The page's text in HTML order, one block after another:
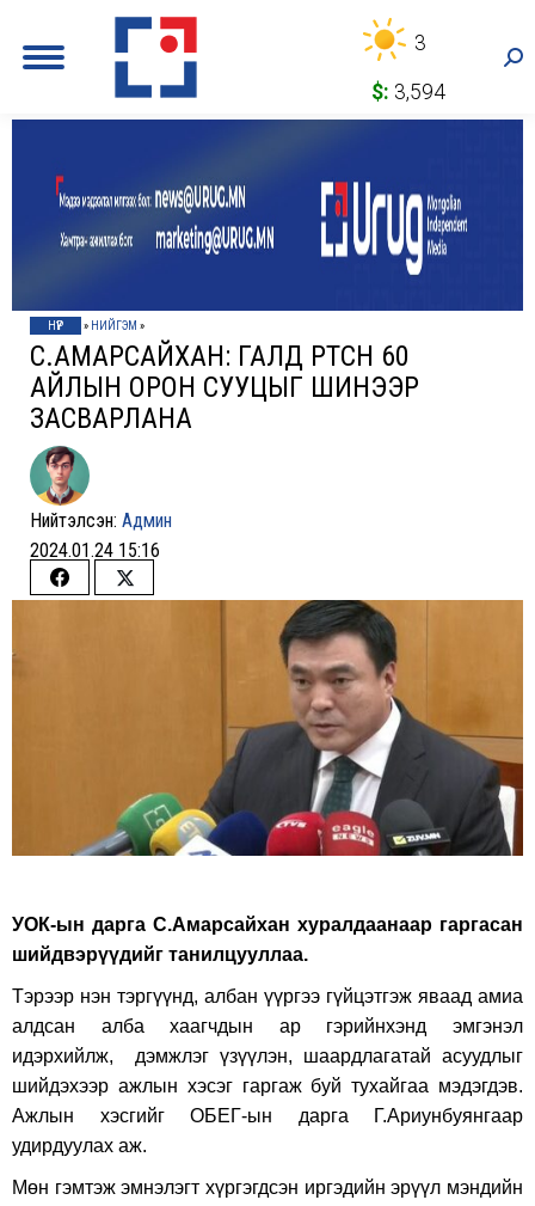
3
$: 3,594
НҮҮР » НИЙГЭМ »
С.АМАРСАЙХАН: ГАЛД ӨРТСӨН 60
АЙЛЫН ОРОН СУУЦЫГ ШИНЭЭР
ЗАСВАРЛАНА
Нийтэлсэн: Админ
2024.01.24 15:16
Share
Share
УОК-ын дарга С.Амарсайхан хуралдаанаар гаргасан
шийдвэрүүдийг танилцууллаа.
Тэрээр нэн тэргүүнд, албан үүргээ гүйцэтгэж яваад амиа
алдсан алба хаагчдын ар гэрийнхэнд эмгэнэл
идэрхийлж, дэмжлэг үзүүлэн, шаардлагатай асуудлыг
шийдэхээр ажлын хэсэг гаргаж буй тухайгаа мэдэгдэв.
Ажлын хэсгийг ОБЕГ-ын дарга Г.Ариунбуянгаар
удирдуулах аж.
Мөн гэмтэж эмнэлэгт хүргэгдсэн иргэдийн эрүүл мэндийн